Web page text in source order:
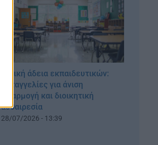
Γονική άδεια εκπαιδευτικών:
Καταγγελίες για άνιση
εφαρμογή και διοικητική
αυθαιρεσία
28/07/2026 - 13:39